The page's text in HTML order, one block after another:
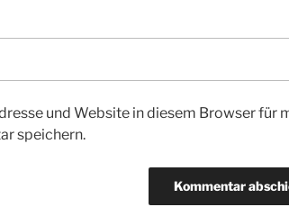
und Website in diesem Browser für
speichern.